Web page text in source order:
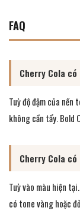
FAQ
Cherry Cola
Tuỳ độ đậm của
không cần tẩy. Bold
Cherry Cola
Tuỳ vào màu hiện
có tone vàng hoặc